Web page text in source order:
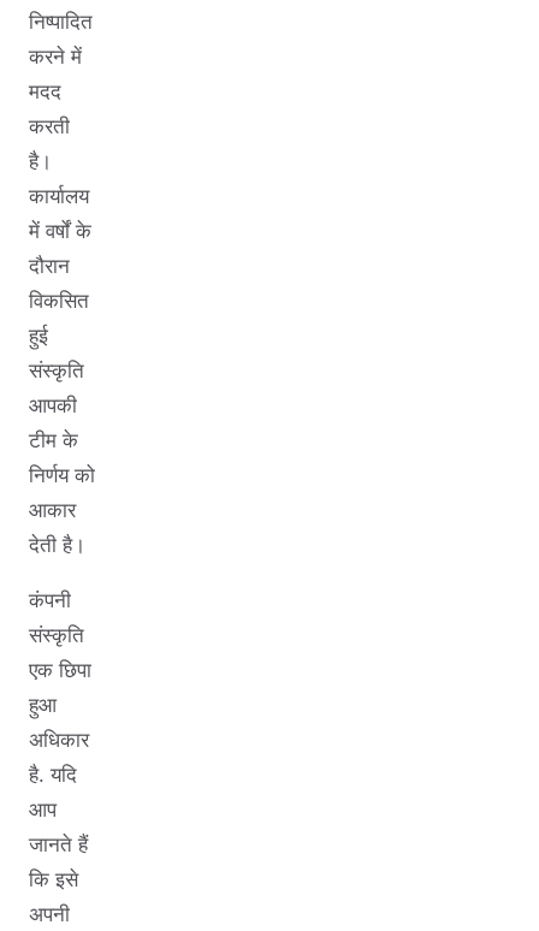
निष्पादित
करने में
मदद
करती
है।
कार्यालय
में वर्षों के
दौरान
विकसित
हुई
संस्कृति
आपकी
टीम के
निर्णय को
आकार
देती है।
कंपनी
संस्कृति
एक छिपा
हुआ
अधिकार
है. यदि
आप
जानते हैं
कि इसे
अपनी